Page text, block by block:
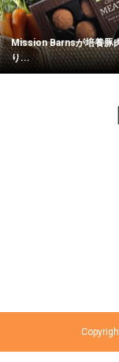
Mission Barnsが培養豚
り...